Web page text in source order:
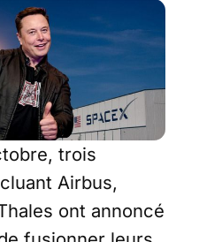
trois
Airbus,
ont annoncé